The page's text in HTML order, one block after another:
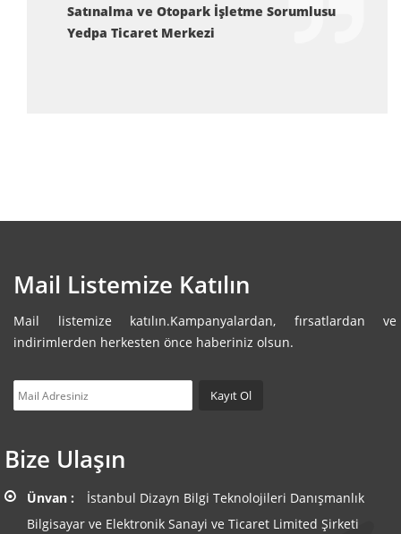
Satınalma ve Otopark İşletme Sorumlusu
Yedpa Ticaret Merkezi
Mail Listemize Katılın
Mail listemize katılın.Kampanyalardan, fırsatlardan ve
indirimlerden herkesten önce haberiniz olsun.
Bize Ulaşın
Ünvan :
İstanbul Dizayn Bilgi Teknolojileri Danışmanlık
Bilgisayar ve Elektronik Sanayi ve Ticaret Limited Şirketi